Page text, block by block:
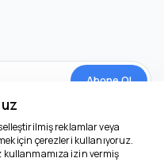
Abone Ol
reklamlar veya
için çerezleri kullanıyoruz.
kullanmamıza izin vermiş